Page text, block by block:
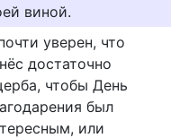
виной.
уверен, что
достаточно
чтобы День
был
или